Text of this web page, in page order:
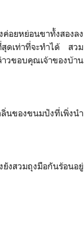
อยหย่อนขาทั้งสองลง
ดเท่าที่จะทำได้ สวม
าวขอบคุณเจ้าของบ้าน
นของขนมปังที่เพิ่งนำ
งสวมถุงมือกันร้อนอยู่